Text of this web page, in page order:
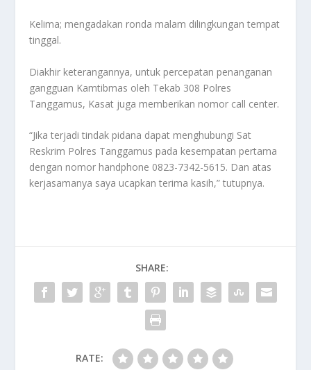
Kelima; mengadakan ronda malam dilingkungan tempat
tinggal.
Diakhir keterangannya, untuk percepatan penanganan
gangguan Kamtibmas oleh Tekab 308 Polres
Tanggamus, Kasat juga memberikan nomor call center.
“Jika terjadi tindak pidana dapat menghubungi Sat
Reskrim Polres Tanggamus pada kesempatan pertama
dengan nomor handphone 0823-7342-5615. Dan atas
kerjasamanya saya ucapkan terima kasih,” tutupnya.
SHARE:
RATE: